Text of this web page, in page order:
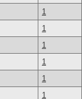
1
1
1
1
1
1